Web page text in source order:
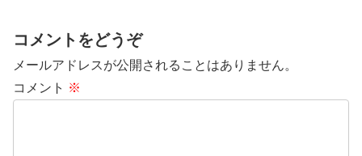
コメントをどうぞ
メールアドレスが公開されることはありません。
コメント ※